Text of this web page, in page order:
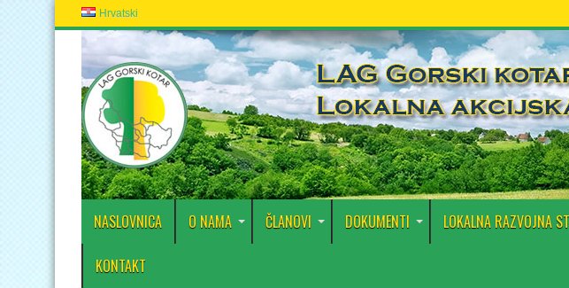
Hrvatski
NASLOVNICA O NAMA ČLANOVI DOKUMENTI LOKALNA RAZVOJNA
KONTAKT